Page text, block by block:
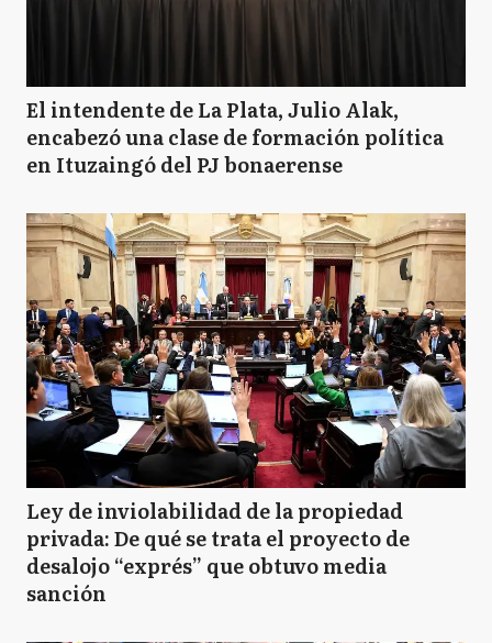
El intendente de La Plata, Julio Alak,
encabezó una clase de formación política
en Ituzaingó del PJ bonaerense
Ley de inviolabilidad de la propiedad
privada: De qué se trata el proyecto de
desalojo “exprés” que obtuvo media
sanción